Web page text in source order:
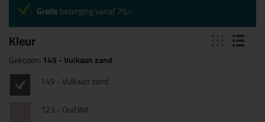
Kleur
Gekozen:149 - Vulkaan zand
149 - Vulkaan zand
123 - Oud Wit
Gratisbezorging vanaf 75,-